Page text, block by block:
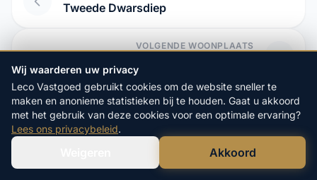
Tweede Dwarsdiep
VOLGENDE WOONPLAATS
Start hier uw vrijblijvende
4.9/5op Google
Bel Ons Direct
Wij waarderen uw privacy
Leco Vastgoed gebruikt cookies om de website sneller te
maken en anonieme statistieken bij te houden. Gaat u akkoord
met het gebruik van deze cookies voor een optimale ervaring?
Lees ons privacybeleid.
Akkoord